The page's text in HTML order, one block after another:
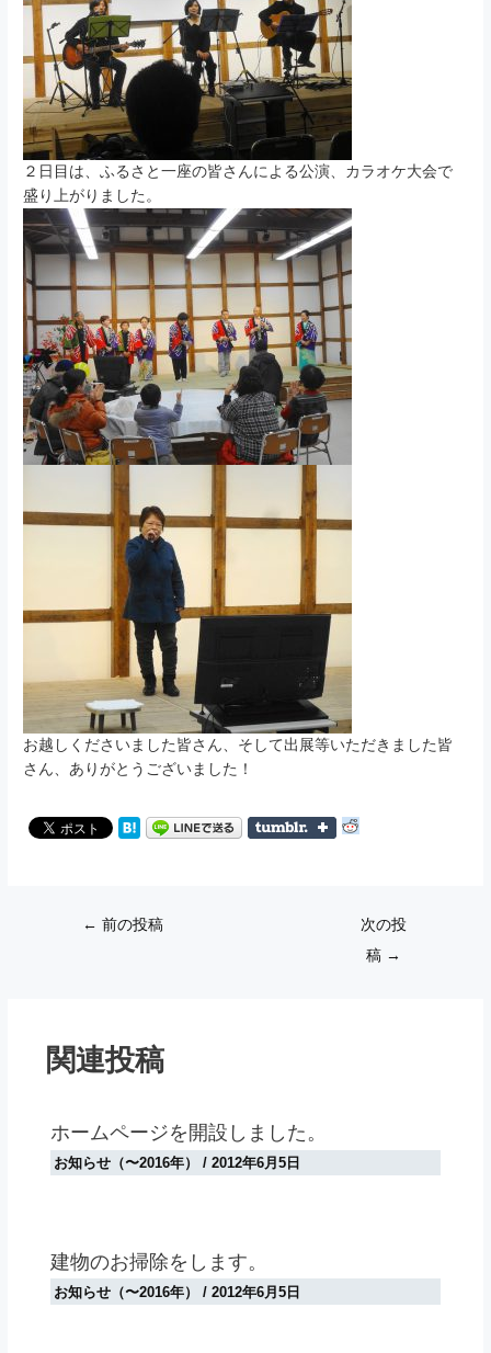
２日目は、ふるさと一座の皆さんによる公演、カラオケ大会で
盛り上がりました。
お越しくださいました皆さん、そして出展等いただきました皆
さん、ありがとうございました！
← 前の投稿
次の投
稿 →
関連投稿
ホームページを開設しました。
お知らせ（〜2016年） /2012年6月5日
建物のお掃除をします。
お知らせ（〜2016年） /2012年6月5日